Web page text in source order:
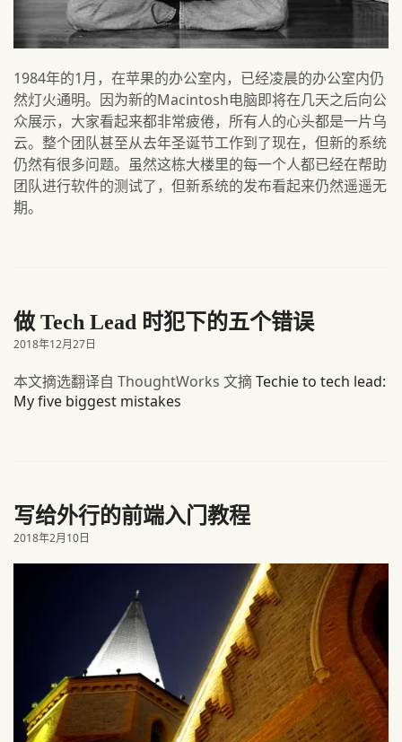
1984年的1月，在苹果的办公室内，已经凌晨的办公室内仍
然灯火通明。因为新的Macintosh电脑即将在几天之后向公
众展示，大家看起来都非常疲倦，所有人的心头都是一片乌
云。整个团队甚至从去年圣诞节工作到了现在，但新的系统
仍然有很多问题。虽然这栋大楼里的每一个人都已经在帮助
团队进行软件的测试了，但新系统的发布看起来仍然遥遥无
期。
做 Tech Lead 时犯下的五个错误
2018年12月27日
本文摘选翻译自 ThoughtWorks 文摘Techie to tech lead:
My five biggest mistakes
写给外行的前端入门教程
2018年2月10日